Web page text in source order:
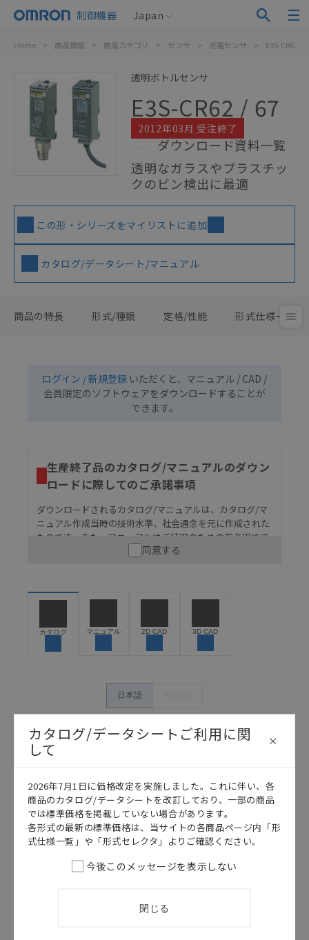
制御機器 Japan
Home > 商品情報 > 商品カテゴリ > センサ > 光電センサ > E3S-CR62 /
透明ボトルセンサ
E3S-CR62 / 67
2012年03月 受注終了
ダウンロード資料一覧
透明なガラスやプラスチッ
クのビン検出に最適
この形・シリーズをマイリストに追加
カタログ/データシート/マニュアル
商品の特長 形式/種類 定格/性能 形式仕様一覧
ログイン / 新規登録 いただくと、マニュアル / CAD /
会員限定のソフトウェアをダウンロードすることが
できます。
生産終了品のカタログ/マニュアルのダウン
ロードに際してのご承諾事項
ダウンロードされるカタログ/マニュアルは、カタログ/マ
ニュアル作成当時の技術水準、社会通念を元に作成された
ものです。また、マニュアルはご使用のための参考用です
ので、ご使用にあたっての安全性については十分にご配慮
うな用途に使用される場合には、システム全体として
保できるよう設計されていること、および本製品が全
ン事例は参考用ですので、ご採用に際しては機器・装
置の機能や安全性をご確認のうえご使用ください。・
のもそのまま記載しています。・誤字、脱字が含まれ
ている可能性がありますがご容赦ください。
ものであり、変更・改定させていただいている可能性
があります。改めて当サイトの掲載内容をご確認のう
え、ご用命下さいますようお願いいたします。
同意する
カタログ マニュアル 2D CAD 3D CAD
日本語
カタログ/データシートご利用に関
して
2026年7月1日に価格改定を実施しました。これに伴い、各
商品のカタログ/データシートを改訂しており、一部の商品
では標準価格を掲載していない場合があります。
各形式の最新の標準価格は、当サイトの各商品ページ内「形
式仕様一覧」や「形式セレクタ」よりご確認ください。
今後このメッセージを表示しない
閉じる